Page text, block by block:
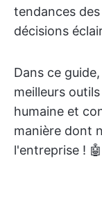
tendances
décisions
Dans ce
meilleurs
humaine et
manière dont
l'entreprise ! 🤖